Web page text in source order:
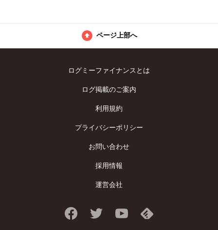
ページ上部へ
ログミーファイナンスとは
ログ掲載のご案内
利用規約
プライバシーポリシー
お問い合わせ
採用情報
運営会社